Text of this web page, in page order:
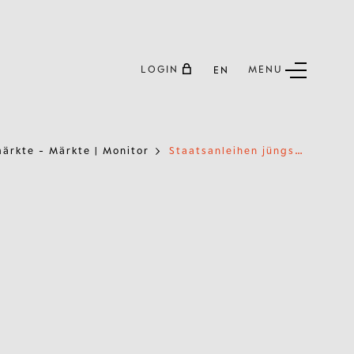
LOGIN EN MENU
- Märkte | Monitor S
taatsanleihen jüngst wieder mit besserer Diversifikationswirkung